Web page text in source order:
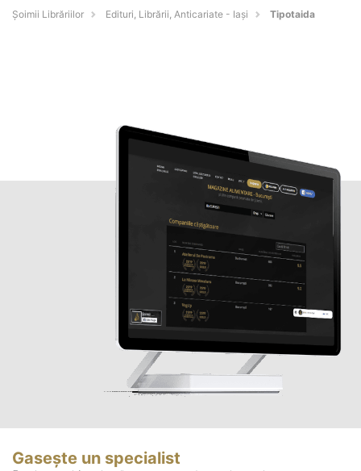
Șoimii Librăriilor Edituri, Librării, Anticariate - Iaşi Tipotaida
Gasește un specialist